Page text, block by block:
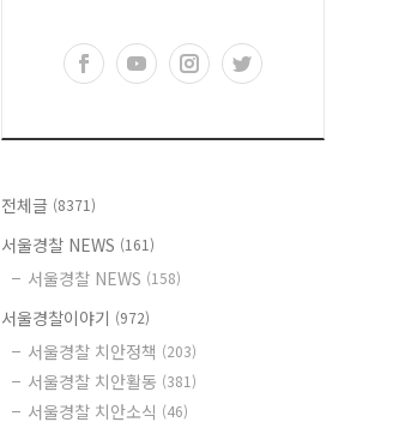
전체글 (8371)
서울경찰 NEWS (161)
서울경찰 NEWS (158)
서울경찰이야기 (972)
서울경찰 치안정책 (203)
서울경찰 치안활동 (381)
서울경찰 치안소식 (46)